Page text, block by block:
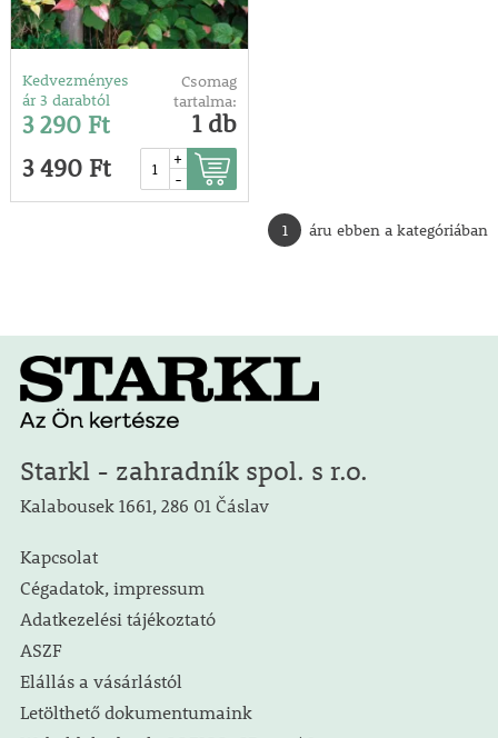
Kedvezményes
ár 3 darabtól
3 290 Ft
Csomag
tartalma:
1 db
3 490 Ft
+
-
1 áru ebben a kategóriában
Starkl - zahradník spol. s r.o.
Kalabousek 1661, 286 01 Čáslav
Kapcsolat
Cégadatok, impressum
Adatkezelési tájékoztató
ASZF
Elállás a vásárlástól
Letölthető dokumentumaink